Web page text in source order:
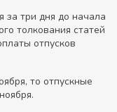
за три дня до начала
толкования статей
отпусков
то отпускные